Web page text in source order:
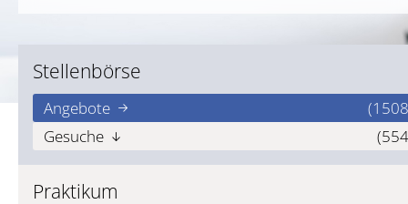
Stellenbörse
Angebote
Gesuche
Praktikum